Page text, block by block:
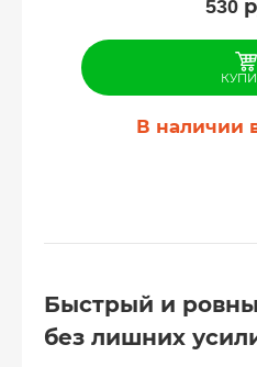
530
В наличии
Быстрый и
без лишних